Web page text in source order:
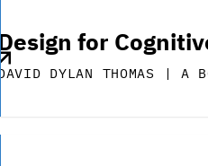
Design for
DAVID DYLAN THOMAS | A